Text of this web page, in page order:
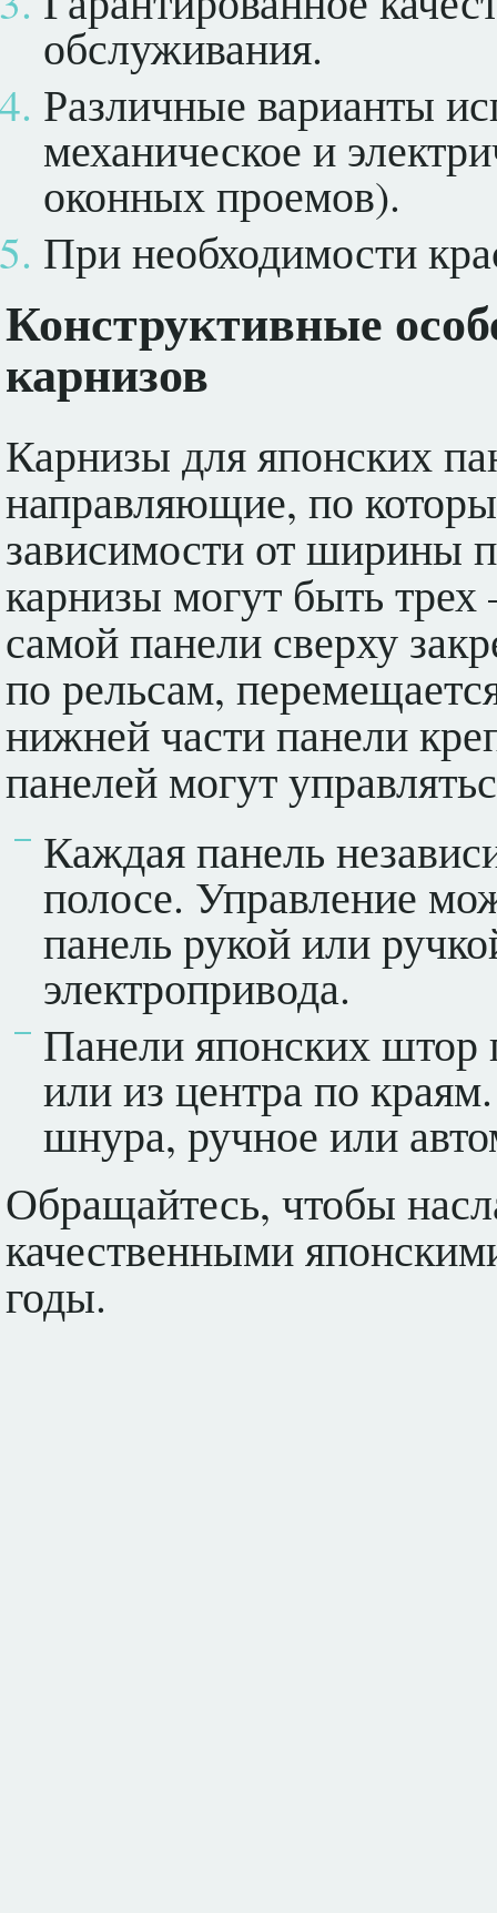
обслуживания.
Различные варианты
механическое и
оконных проемов).
При необходимости
Конструктивные
карнизов
Карнизы для японских
направляющие, по
зависимости от ширины
карнизы могут быть
самой панели сверху
по рельсам,
нижней части панели
панелей могут
Каждая панель
полосе. Управление
панель рукой или
электропривода.
Панели японских штор
или из центра по
шнура, ручное или
Обращайтесь, чтобы
качественными
годы.